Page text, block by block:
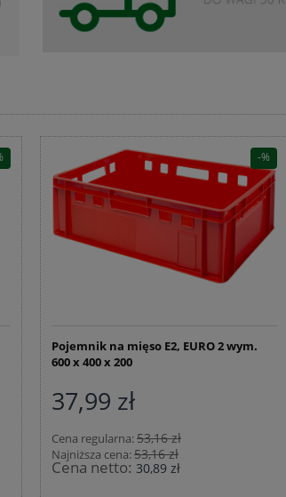
Pojemnik na mięso E2, EURO 2 wym.
600 x 400 x 200
37,99 zł
Cena regularna:53,16 zł
Najniższa cena:53,16 zł
Cena netto: 30,89 zł